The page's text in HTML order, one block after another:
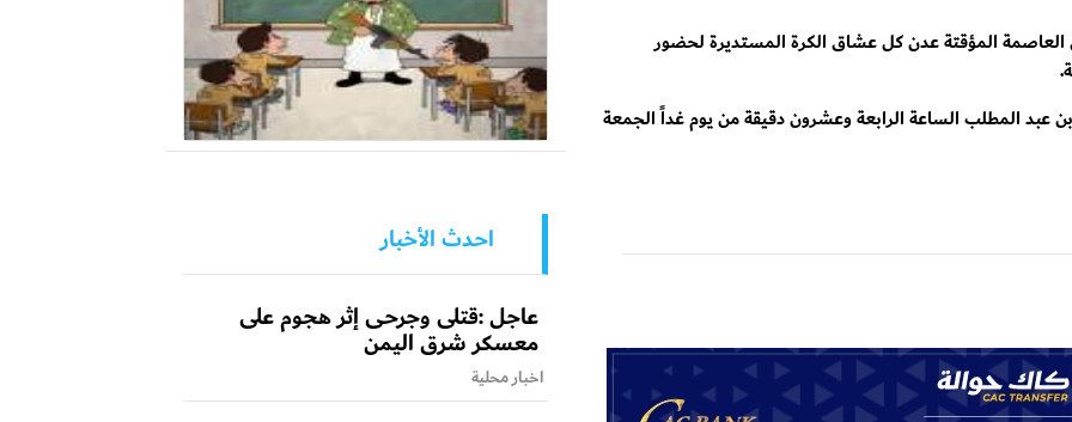
المؤقتة عدن كل عشاق الكرة المستديرة لحضور
عبد المطلب الساعة الرابعة وعشرون دقيقة من يوم غداً الجمعة
احدث الأخبار
عاجل :قتلى وجرحى إثر هجوم على
معسكر شرق اليمن
اخبار محلية